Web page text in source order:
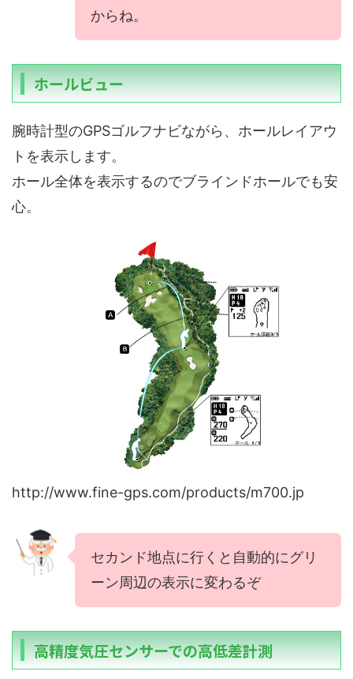
からね。
ホールビュー
腕時計型のGPSゴルフナビながら、ホールレイアウ
トを表示します。
ホール全体を表示するのでブラインドホールでも安
心。
http://www.fine-gps.com/products/m700.jp
セカンド地点に行くと自動的にグリ
ーン周辺の表示に変わるぞ
高精度気圧センサーでの高低差計測